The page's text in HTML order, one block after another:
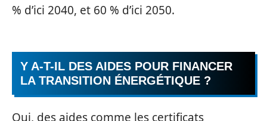
% d’ici 2040, et 60 % d’ici 2050.
Y A-T-IL DES AIDES POUR FINANCER
LA TRANSITION ÉNERGÉTIQUE ?
Oui, des aides comme les certificats